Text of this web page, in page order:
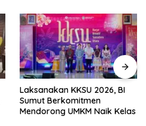
Laksanakan KKSU 2026, BI
Sumut Berkomitmen
Mendorong UMKM Naik Kelas